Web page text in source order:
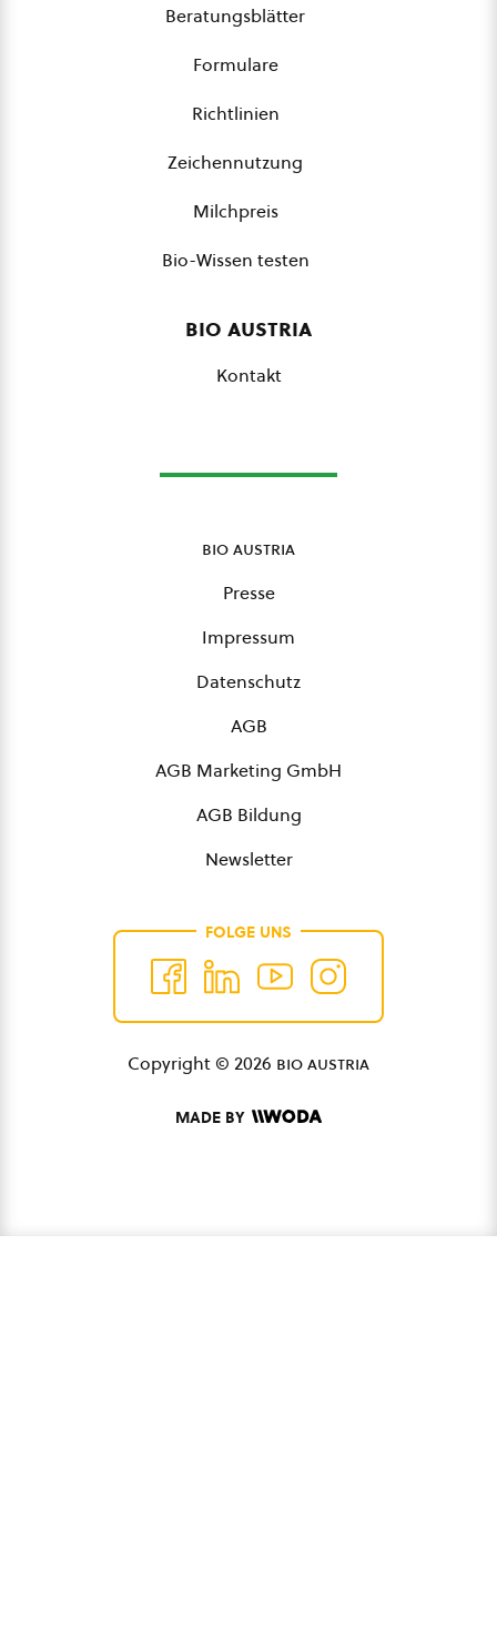
Beratungsblätter
Formulare
Richtlinien
Zeichennutzung
Milchpreis
Bio-Wissen testen
bio austria
Kontakt
bio austria
Presse
Impressum
Datenschutz
AGB
AGB Marketing GmbH
AGB Bildung
Newsletter
FOLGE UNS
Copyright © 2026 bio austria
MADE BY